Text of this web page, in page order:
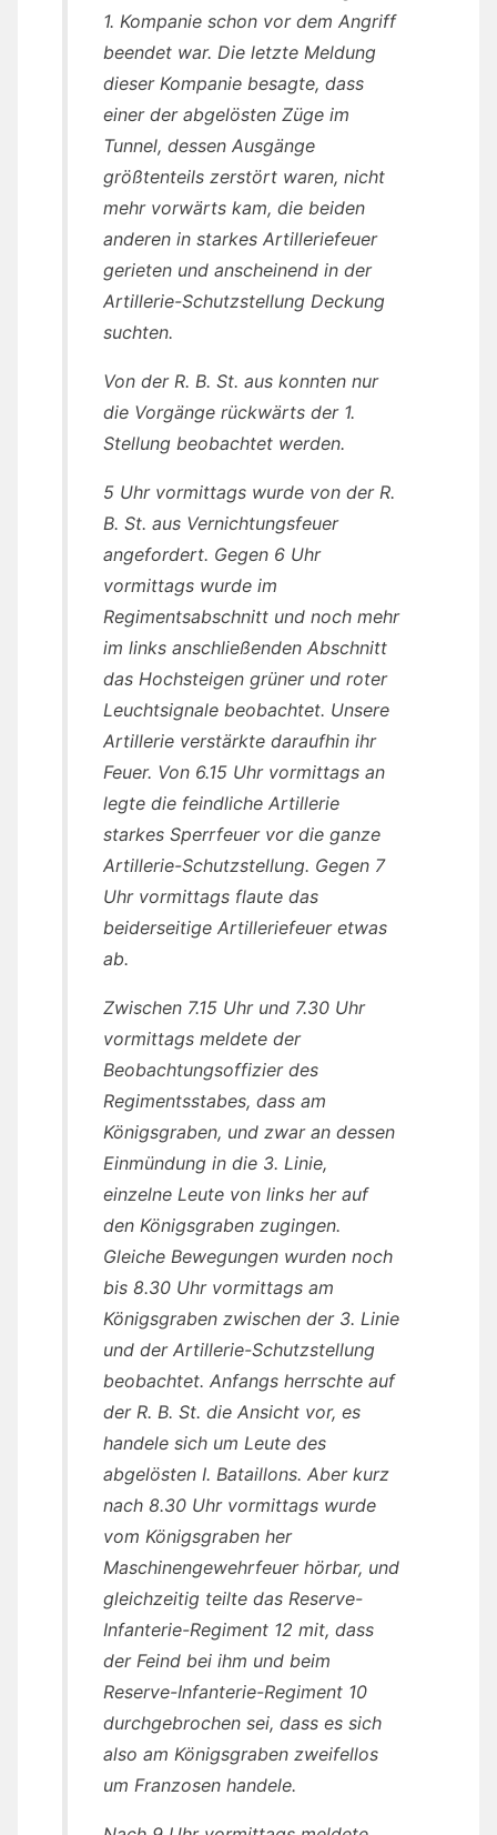
1. Kompanie schon vor dem Angriff
beendet war. Die letzte Meldung
dieser Kompanie besagte, dass
einer der abgelösten Züge im
Tunnel, dessen Ausgänge
größtenteils zerstört waren, nicht
mehr vorwärts kam, die beiden
anderen in starkes Artilleriefeuer
gerieten und anscheinend in der
Artillerie-Schutzstellung Deckung
suchten.
Von der R. B. St. aus konnten nur
die Vorgänge rückwärts der 1.
Stellung beobachtet werden.
5 Uhr vormittags wurde von der R.
B. St. aus Vernichtungsfeuer
angefordert. Gegen 6 Uhr
vormittags wurde im
Regimentsabschnitt und noch mehr
im links anschließenden Abschnitt
das Hochsteigen grüner und roter
Leuchtsignale beobachtet. Unsere
Artillerie verstärkte daraufhin ihr
Feuer. Von 6.15 Uhr vormittags an
legte die feindliche Artillerie
starkes Sperrfeuer vor die ganze
Artillerie-Schutzstellung. Gegen 7
Uhr vormittags flaute das
beiderseitige Artilleriefeuer etwas
ab.
Zwischen 7.15 Uhr und 7.30 Uhr
vormittags meldete der
Beobachtungsoffizier des
Regimentsstabes, dass am
Königsgraben, und zwar an dessen
Einmündung in die 3. Linie,
einzelne Leute von links her auf
den Königsgraben zugingen.
Gleiche Bewegungen wurden noch
bis 8.30 Uhr vormittags am
Königsgraben zwischen der 3. Linie
und der Artillerie-Schutzstellung
beobachtet. Anfangs herrschte auf
der R. B. St. die Ansicht vor, es
handele sich um Leute des
abgelösten I. Bataillons. Aber kurz
nach 8.30 Uhr vormittags wurde
vom Königsgraben her
Maschinengewehrfeuer hörbar, und
gleichzeitig teilte das Reserve-
Infanterie-Regiment 12 mit, dass
der Feind bei ihm und beim
Reserve-Infanterie-Regiment 10
durchgebrochen sei, dass es sich
also am Königsgraben zweifellos
um Franzosen handele.